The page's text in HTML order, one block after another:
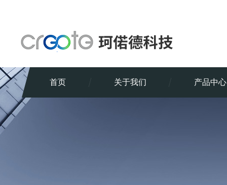
首页 关于我们 产品中心